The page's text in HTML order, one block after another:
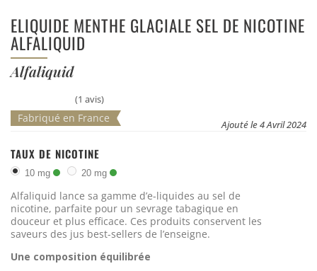
ELIQUIDE MENTHE GLACIALE SEL DE NICOTINE
ALFALIQUID
Alfaliquid
(1 avis)
Ajouté le 4 Avril 2024
TAUX DE NICOTINE
10 mg 20 mg
Fabriqué en France
Alfaliquid lance sa gamme d’e-liquides au sel de
nicotine, parfaite pour un sevrage tabagique en
douceur et plus efficace. Ces produits conservent les
saveurs des jus best-sellers de l’enseigne.
Une composition équilibrée